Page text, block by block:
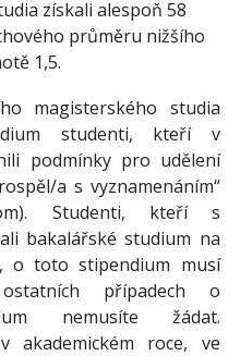
získali alespoň 58
průměru nižšího
1,5.
magisterského studia
studenti, kteří v
podmínky pro udělení
a s vyznamenáním“
Studenti, kteří s
bakalářské studium na
o toto stipendium musí
případech o
nemusíte žádat.
akademickém roce, ve